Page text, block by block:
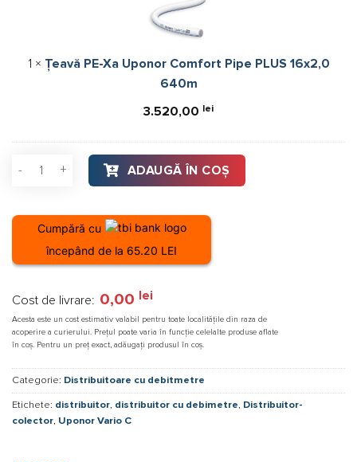
Uponor
Comfort
PLUS
16x2,0
1 × Țeavă PE-Xa Uponor Comfort Pipe PLUS 16x2,0
640m
3.520,00 lei
Cantitate Distribuitor încălzire pardoseală, Uponor Vario C,
ADAUGĂ ÎN COȘ
Cumpără cu
începând de la 65.20 LEI
Cost de livrare: 0,00 lei
Acesta este un cost estimativ valabil pentru toate localitățile din raza de
acoperire a curierului. Prețul poate varia în funcție celelalte produse aflate
în coș. Pentru un preț exact, adăugați produsul în coș.
Categorie: Distribuitoare cu debitmetre
Etichete: distribuitor, distribuitor cu debimetre, Distribuitor-
colector, Uponor Vario C